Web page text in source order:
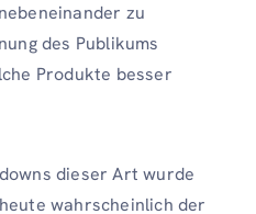
zu
des Publikums
Produkte besser
dieser Art wurde
wahrscheinlich der